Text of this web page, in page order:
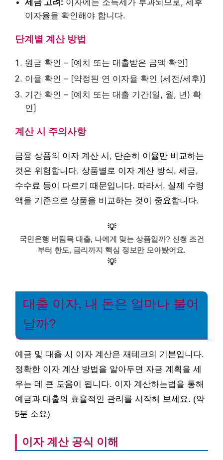
세금 고려: 이자에는 소득세가 부과되므로, 세후
이자율을 확인해야 합니다.
단계별 계산 방법
원금 확인 – [예치 또는 대출받은 금액 확인]
이율 확인 – [약정된 연 이자율 확인 (세전/세후)]
기간 확인 – [예치 또는 대출 기간(일, 월, 년) 확
인]
계산 시 주의사항
금융 상품의 이자 계산 시, 단순히 이율만 비교하는
것은 위험합니다. 상품별로 이자 계산 방식, 세금,
수수료 등이 다르기 때문입니다. 따라서, 실제 수령
액을 기준으로 상품을 비교하는 것이 중요합니다.
💡
국민은행 버팀목 대출, 나에게 맞는 상품일까? 신청 조건
부터 한도, 금리까지 핵심 정보만 모아봤어요.
💡
대출 이자, 내 돈은 얼마나 불어
날까?
예금 및 대출 시 이자 계산은 재테크의 기본입니다.
정확한 이자 계산 방법을 알아두면 자금 계획을 세
우는 데 큰 도움이 됩니다. 이자 계산하는법을 통해
예금과 대출의 효율적인 관리를 시작해 보세요. (약
5분 소요)
이자 계산 공식 이해